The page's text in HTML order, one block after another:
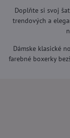
Doplňte si svoj
trendových a
Dámske klasické
farebné boxerky